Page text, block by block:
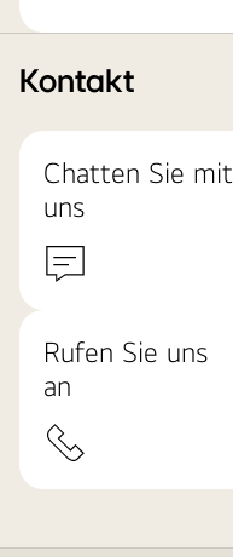
Kontakt
Chatten Sie mit
uns
Rufen Sie uns
an